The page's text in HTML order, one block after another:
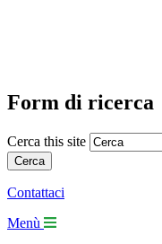
Form di ricerca
Cerca this site
Contattaci
Menù